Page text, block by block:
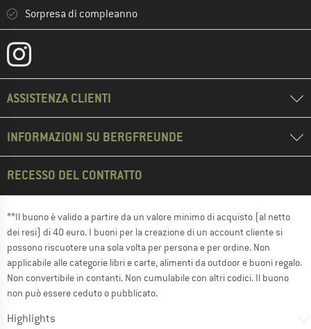
Sorpresa di compleanno
ASSISTENZA CLIENTI
INFORMAZIONI SU BERGFREUNDE
RECESSO DEL CONTRATTO
**Il buono è valido a partire da un valore minimo di acquisto (al netto
dei resi) di 40 euro. I buoni per la creazione di un account cliente si
possono riscuotere una sola volta per persona e per ordine. Non
applicabile alle categorie libri e carte, alimenti da outdoor e buoni regalo.
Non convertibile in contanti. Non cumulabile con altri codici. Il buono
non può essere ceduto o pubblicato.
Highlights